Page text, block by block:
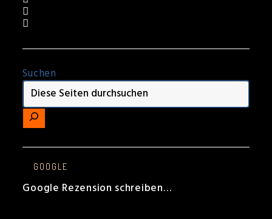
tab
new
Suchen
GOOGLE
Google Rezension schreiben…